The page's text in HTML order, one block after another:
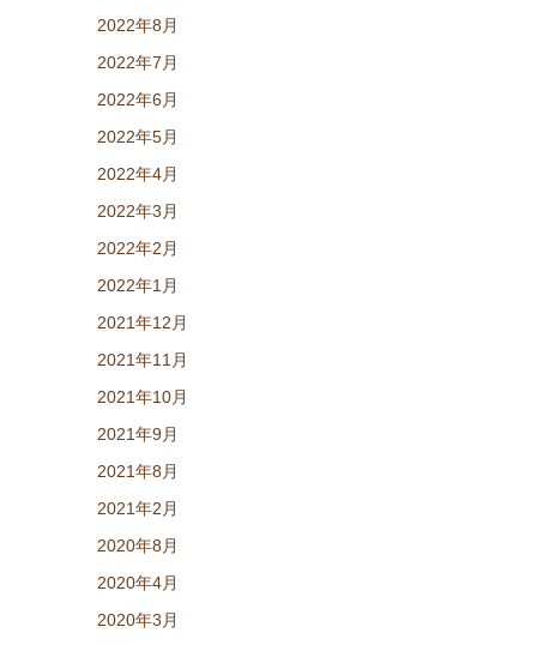
2022年8月
2022年7月
2022年6月
2022年5月
2022年4月
2022年3月
2022年2月
2022年1月
2021年12月
2021年11月
2021年10月
2021年9月
2021年8月
2021年2月
2020年8月
2020年4月
2020年3月